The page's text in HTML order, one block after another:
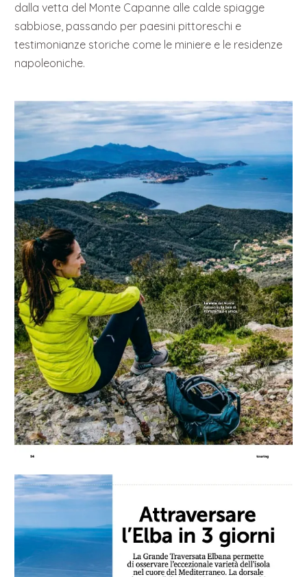
dalla vetta del Monte Capanne alle calde spiagge
sabbiose, passando per paesini pittoreschi e
testimonianze storiche come le miniere e le residenze
napoleoniche.